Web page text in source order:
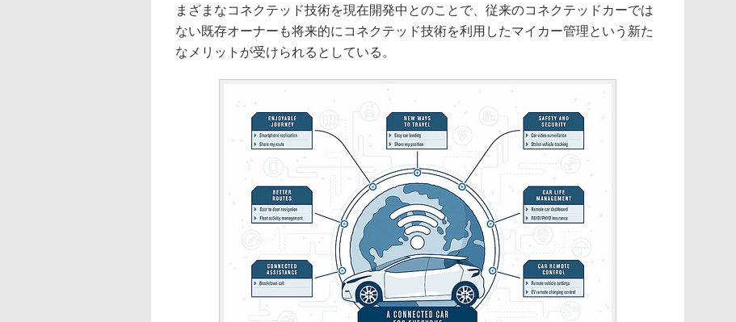
まざまなコネクテッド技術を現在開発中とのことで、従来のコネクテッドカーでは
ない既存オーナーも将来的にコネクテッド技術を利用したマイカー管理という新た
なメリットが受けられるとしている。